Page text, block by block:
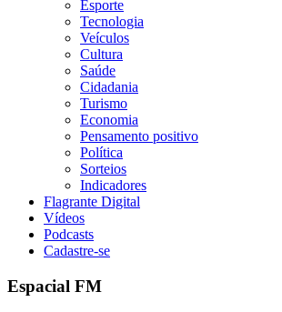
Esporte
Tecnologia
Veículos
Cultura
Saúde
Cidadania
Turismo
Economia
Pensamento positivo
Política
Sorteios
Indicadores
Flagrante Digital
Vídeos
Podcasts
Cadastre-se
Espacial FM